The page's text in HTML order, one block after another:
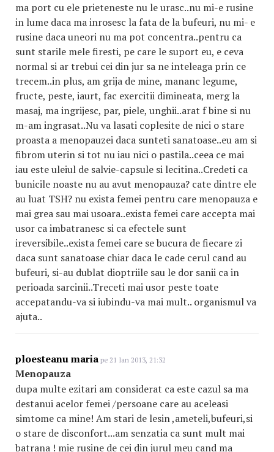
ma port cu ele prieteneste nu le urasc..nu mi-e rusine
in lume daca ma inrosesc la fata de la bufeuri, nu mi- e
rusine daca uneori nu ma pot concentra..pentru ca
sunt starile mele firesti, pe care le suport eu, e ceva
normal si ar trebui cei din jur sa ne inteleaga prin ce
trecem..in plus, am grija de mine, mananc legume,
fructe, peste, iaurt, fac exercitii dimineata, merg la
masaj, ma ingrijesc, par, piele, unghii..arat f bine si nu
m-am ingrasat..Nu va lasati coplesite de nici o stare
proasta a menopauzei daca sunteti sanatoase..eu am si
fibrom uterin si tot nu iau nici o pastila..ceea ce mai
iau este uleiul de salvie-capsule si lecitina..Credeti ca
bunicile noaste nu au avut menopauza? cate dintre ele
au luat TSH? nu exista femei pentru care menopauza e
mai grea sau mai usoara..exista femei care accepta mai
usor ca imbatranesc si ca efectele sunt
ireversibile..exista femei care se bucura de fiecare zi
daca sunt sanatoase chiar daca le cade cerul cand au
bufeuri, si-au dublat dioptriile sau le dor sanii ca in
perioada sarcinii..Treceti mai usor peste toate
accepatandu-va si iubindu-va mai mult.. organismul va
ajuta..
ploesteanu maria pe 21 Ian 2013, 21:32
Menopauza
dupa multe ezitari am considerat ca este cazul sa ma
destanui acelor femei /persoane care au aceleasi
simtome ca mine! Am stari de lesin ,ameteli,bufeuri,si
o stare de disconfort...am senzatia ca sunt mult mai
batrana ! mie rusine de cei din jurul meu cand ma